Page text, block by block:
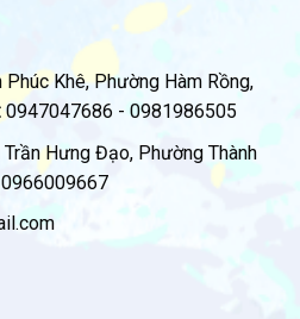
Phúc Khê, Phường Hàm Rồng,
0947047686 - 0981986505
Hưng Đạo, Phường Thành